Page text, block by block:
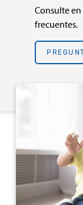
Consulte
frecuentes.